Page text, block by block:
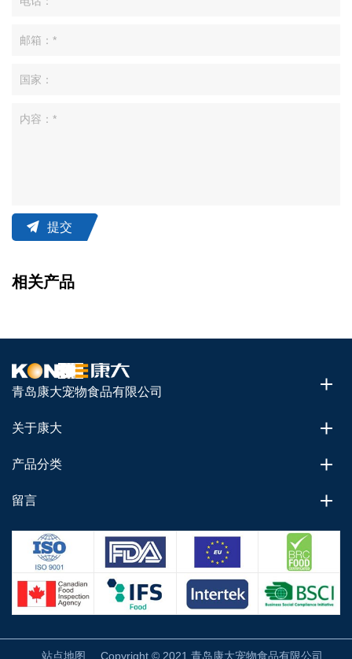
提交
相关产品
青岛康大宠物食品有限公司
关于康大
产品分类
留言
站点地图 Copyright © 2021 青岛康大宠物食品有限公司